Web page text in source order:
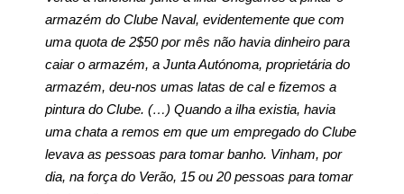
armazém do Clube Naval, evidentemente que com
uma quota de 2$50 por mês não havia dinheiro para
caiar o armazém, a Junta Autónoma, proprietária do
armazém, deu-nos umas latas de cal e fizemos a
pintura do Clube. (…) Quando a ilha existia, havia
uma chata a remos em que um empregado do Clube
levava as pessoas para tomar banho. Vinham, por
dia, na força do Verão, 15 ou 20 pessoas para tomar